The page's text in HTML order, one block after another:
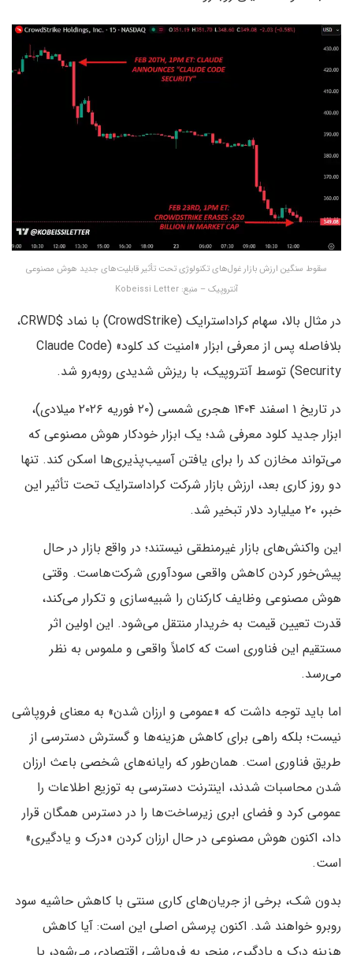
سقوط سنگین ارزش بازار غول‌های تکنولوژی تحت تأثیر قابلیت‌های جدید هوش مصنوعی
آنتروپیک – منبع: Kobeissi Letter
در مثال بالا، سهام کراداسترایک (CrowdStrike) با نماد $CRWD،
بلافاصله پس از معرفی ابزار «امنیت کد کلود» (Claude Code
Security) توسط آنتروپیک، با ریزش شدیدی روبه‌رو شد.
در تاریخ ۱ اسفند ۱۴۰۴ هجری شمسی (۲۰ فوریه ۲۰۲۶ میلادی)،
ابزار جدید کلود معرفی شد؛ یک ابزار خودکار هوش مصنوعی که
می‌تواند مخازن کد را برای یافتن آسیب‌پذیری‌ها اسکن کند. تنها
دو روز کاری بعد، ارزش بازار شرکت کراداسترایک تحت تأثیر این
خبر، ۲۰ میلیارد دلار تبخیر شد.
این واکنش‌های بازار غیرمنطقی نیستند؛ در واقع بازار در حال
پیش‌خور کردن کاهش واقعی سودآوری شرکت‌هاست. وقتی
هوش مصنوعی وظایف کارکنان را شبیه‌سازی و تکرار می‌کند،
قدرت تعیین قیمت به خریدار منتقل می‌شود. این اولین اثر
مستقیم این فناوری است که کاملاً واقعی و ملموس به نظر
می‌رسد.
اما باید توجه داشت که «عمومی و ارزان شدن» به معنای فروپاشی
نیست؛ بلکه راهی برای کاهش هزینه‌ها و گسترش دسترسی از
طریق فناوری است. همان‌طور که رایانه‌های شخصی باعث ارزان
شدن محاسبات شدند، اینترنت دسترسی به توزیع اطلاعات را
عمومی کرد و فضای ابری زیرساخت‌ها را در دسترس همگان قرار
داد، اکنون هوش مصنوعی در حال ارزان کردن «درک و یادگیری»
است.
بدون شک، برخی از جریان‌های کاری سنتی با کاهش حاشیه سود
روبرو خواهند شد. اکنون پرسش اصلی این است: آیا کاهش